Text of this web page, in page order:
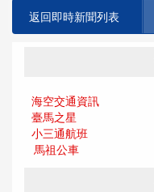
返回即時新聞列表
海空交通資訊
臺馬之星
小三通航班
馬祖公車